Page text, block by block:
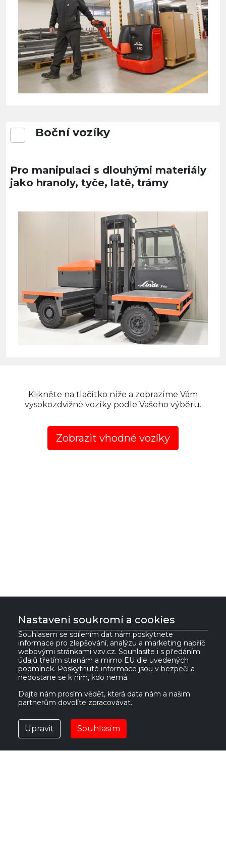
Boční vozíky
Pro manipulaci s dlouhými materiály
jako hranoly, tyče, latě, trámy
Klikněte na tlačítko níže a zobrazíme Vám
vysokozdvižné vozíky podle Vašeho výběru.
Zobrazit vhodné vozíky
VZV GROUP s.r.o.
561 61 Červená Voda 535
Česká republika
IČ:
DIČ:CZ27469662
vzv@vzv.cz
Nastavení soukromí a cookies
Souhlasem se sdílením dat nám poskytnete
informace pro zlepšování, analýzu a marketing napříč
webovými stránkami vzv.cz. Souhlasíte i s předáním
údajů třetím stranám a mimo EU dle uvedených
podmínek. Poskytnuté informace jsou v bezpečí a
nedostane se k nim, kdo nemá.
Dejte nám prosím vědět, která data nám a našim
partnerům dovolíte zpracovávat.
Upravit Souhlasím